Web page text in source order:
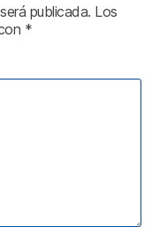
publicada. Los
*